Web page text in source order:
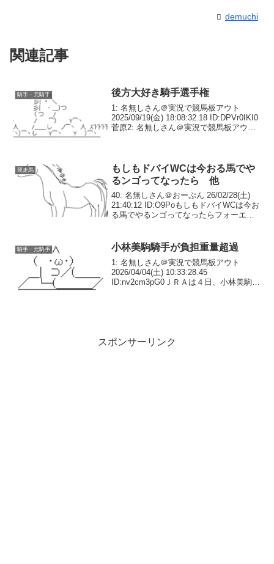
demuchi
関連記事
騎手・元騎手 後方大好き騎手選手権
1: 名無しさん＠実況で競馬板アウト
2025/09/19(金) 18:08:32.18 ID:DPVr0IKI0
菅原2: 名無しさん＠実況で競馬板アウト
競走馬
もしもドバイWCは今おる馬でや
るンゴってなったら 他
40: 名無しさん＠おーぷん 26/02/28(土)
21:40:12 ID:O9PoもしもドバイWCは今お
る馬でやるンゴってなったらフォーエバ
名無しさん＠おーぷ...
騎手・元騎手 小林美駒騎手が負担重量超過
1: 名無しさん＠実況で競馬板アウト
2026/04/04(土) 10:33:28.45
ID:nv2cm3pG0ＪＲＡは４日、小林美駒騎
スポンサーリンク